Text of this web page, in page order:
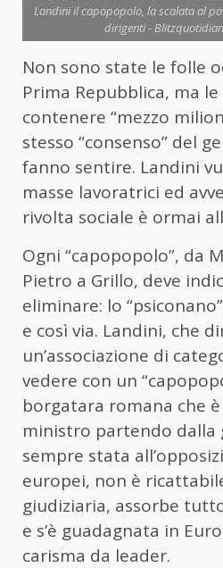
Landini il capopopolo, la scalata al
dirigenti -
Non sono state le folle
Prima Repubblica, ma
contenere “mezzo
stesso “consenso” del
fanno sentire. Landini
masse lavoratrici ed
rivolta sociale è ormai
Ogni “capopopolo”, da
Pietro a Grillo, deve
eliminare: lo
e così via. Landini, che
un’associazione di
vedere con un
borgatara romana che
ministro partendo dalla
sempre stata
europei, non è
giudiziaria, assorbe
e s’è guadagnata in
carisma da leader.